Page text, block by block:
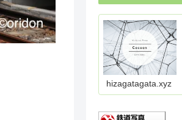
hizagatagata.xyz